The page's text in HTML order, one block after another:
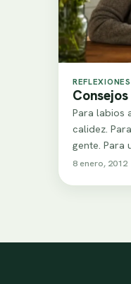
REFLEXIONES
Para labios
calidez.
gente. Para
8 enero, 2012